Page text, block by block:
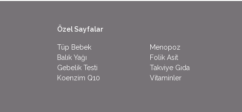
Özel Sayfalar
Tüp Bebek
Menopoz
Balık Yağı
Folik Asit
Gebelik Testi
Takviye Gıda
Koenzim Q10
Vitaminler